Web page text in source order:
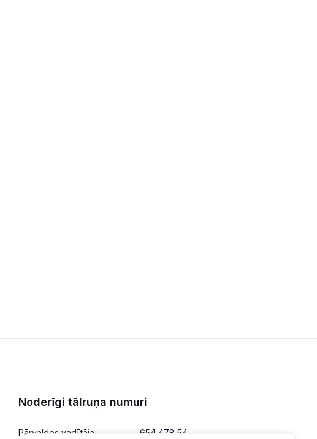
Noderīgi tālruņa numuri
Pārvaldes vadītāja 654 478 54